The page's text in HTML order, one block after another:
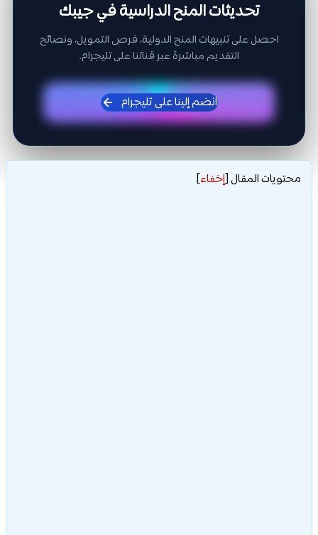
تحديثات المنح الدراسية في جيبك
احصل على تنبيهات المنح الدولية، فرص التمويل، ونصائح
التقديم مباشرة عبر قناتنا على تليجرام.
انضم إلينا على تليجرام
محتويات المقال[إخفاء]